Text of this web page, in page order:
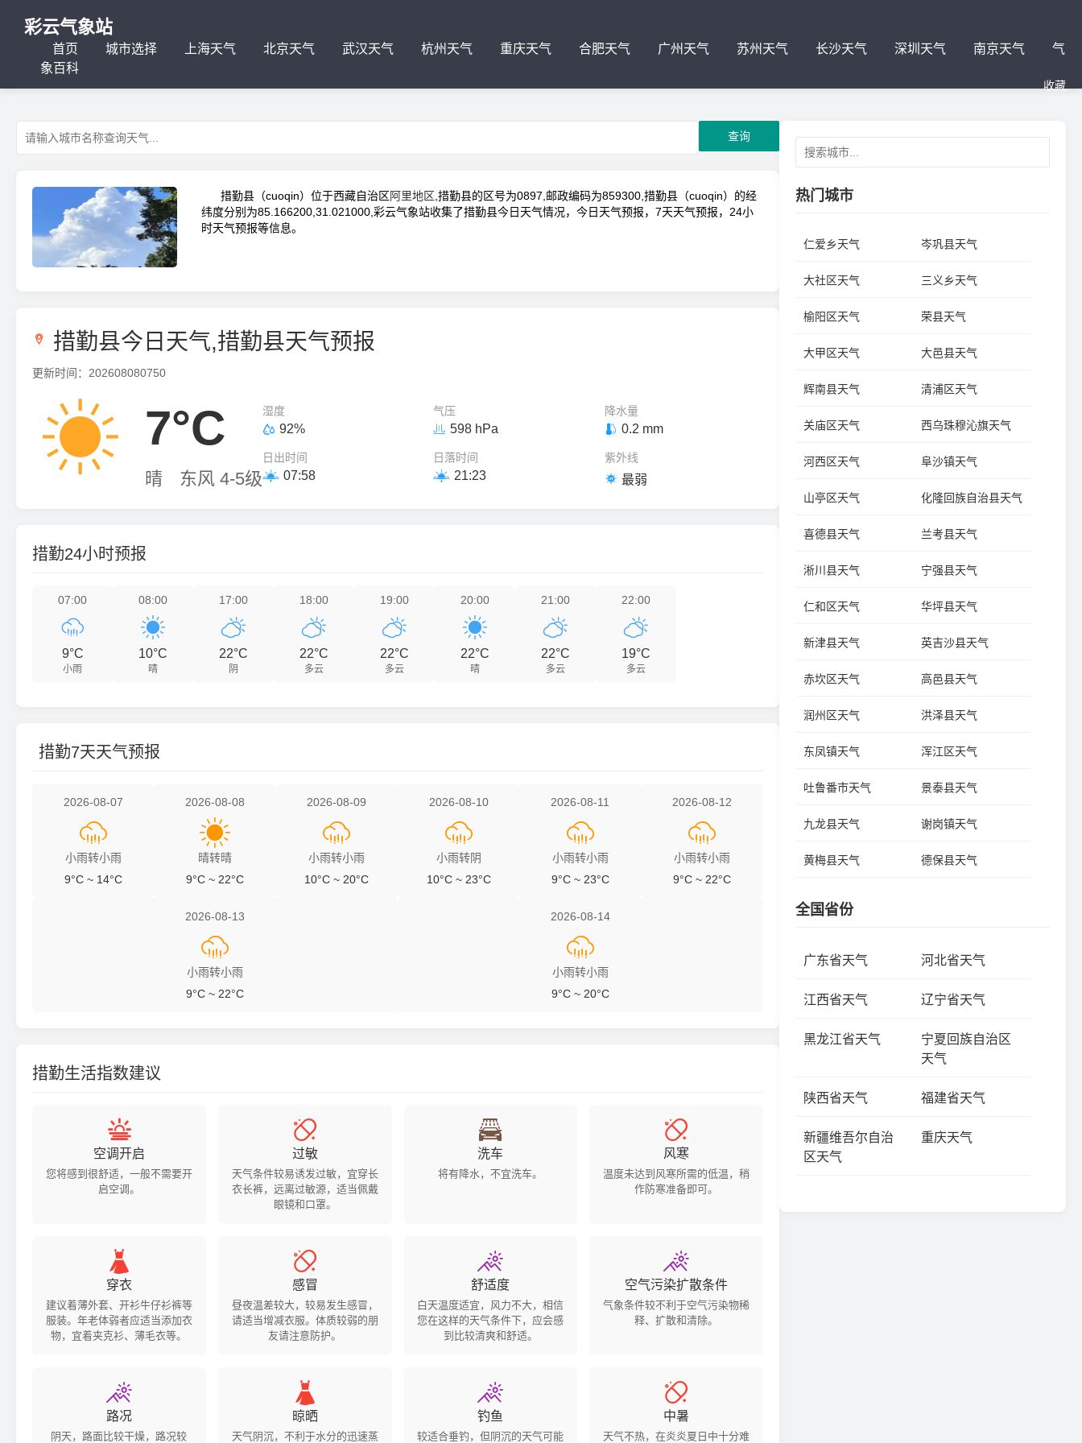
彩云气象站
首页 城市选择 上海天气 北京天气 武汉天气 杭州天气 重庆天气 合肥天气 广州天气 苏州天气 长沙天气 深圳天气 南京天气
气
象百科
收藏
查询
措勤县（cuoqin）位于西藏自治区阿里地区 ,措勤县的区号为0897,邮政编码为859300,措勤县（cuoqin）的经
纬度分别为85.166200,31.021000,彩云气象站收集了措勤县今日天气情况，今日天气预报，7天天气预报，24小
时天气预报等信息。
 措勤县今日天气,措勤县天气预报
更新时间：202608080750
 7°C
晴 东风 4-5级
湿度
 92%
气压
 598 hPa
降水量
 0.2 mm
日出时间
 07:58
日落时间
 21:23
紫外线
 最弱
措勤24小时预报
07:00

9°C
小雨
08:00

10°C
晴
17:00

22°C
阴
18:00

22°C
多云
19:00

22°C
多云
20:00

22°C
晴
21:00

22°C
多云
22:00

19°C
多云
措勤7天天气预报
2026-08-07

小雨转小雨
9°C ~ 14°C
2026-08-08

晴转晴
9°C ~ 22°C
2026-08-09

小雨转小雨
10°C ~ 20°C
2026-08-10

小雨转阴
10°C ~ 23°C
2026-08-11

小雨转小雨
9°C ~ 23°C
2026-08-12

小雨转小雨
9°C ~ 22°C
2026-08-13

小雨转小雨
9°C ~ 22°C
2026-08-14

小雨转小雨
9°C ~ 20°C
措勤生活指数建议

空调开启
您将感到很舒适，一般不需要开
启空调。

过敏
天气条件较易诱发过敏，宜穿长
衣长裤，远离过敏源，适当佩戴
眼镜和口罩。

洗车
将有降水，不宜洗车。

风寒
温度未达到风寒所需的低温，稍
作防寒准备即可。

穿衣
建议着薄外套、开衫牛仔衫裤等
服装。年老体弱者应适当添加衣
物，宜着夹克衫、薄毛衣等。

感冒
昼夜温差较大，较易发生感冒，
请适当增减衣服。体质较弱的朋
友请注意防护。

舒适度
白天温度适宜，风力不大，相信
您在这样的天气条件下，应会感
到比较清爽和舒适。

空气污染扩散条件
气象条件较不利于空气污染物稀
释、扩散和清除。

路况
阴天，路面比较干燥，路况较

晾晒
天气阴沉，不利于水分的迅速蒸

钓鱼
较适合垂钓，但阴沉的天气可能

中暑
天气不热，在炎炎夏日中十分难
热门城市
仁爱乡天气 岑巩县天气
大社区天气 三义乡天气
榆阳区天气 荣县天气
大甲区天气 大邑县天气
辉南县天气 清浦区天气
关庙区天气 西乌珠穆沁旗天气
河西区天气 阜沙镇天气
山亭区天气 化隆回族自治县天气
喜德县天气 兰考县天气
淅川县天气 宁强县天气
仁和区天气 华坪县天气
新津县天气 英吉沙县天气
赤坎区天气 高邑县天气
润州区天气 洪泽县天气
东凤镇天气 浑江区天气
吐鲁番市天气 景泰县天气
九龙县天气 谢岗镇天气
黄梅县天气 德保县天气
全国省份
广东省天气 河北省天气
江西省天气 辽宁省天气
黑龙江省天气
宁夏回族自治区
天气
陕西省天气 福建省天气
新疆维吾尔自治
区天气
重庆天气